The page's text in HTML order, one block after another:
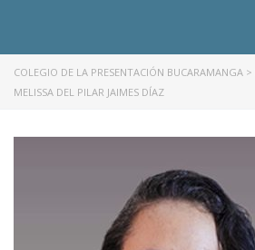
COLEGIO DE LA PRESENTACIÓN BUCARAMANGA >
MELISSA DEL PILAR JAIMES DÍAZ